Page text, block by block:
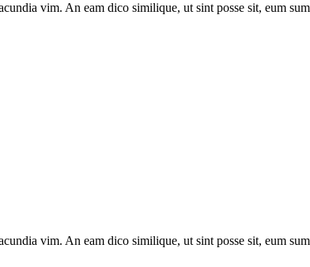
vim. An eam dico similique, ut sint posse sit, eum
vim. An eam dico similique, ut sint posse sit, eum